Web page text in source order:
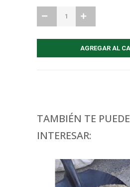
TAMBIÉN TE PUEDE
INTERESAR: